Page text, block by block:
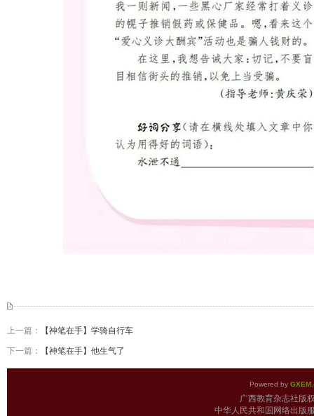
上一篇： 【神笔在手】学骑自行车
下一篇： 【神笔在手】他生气了
Powered by
广西教育杂志
中华人民共和国网络出版